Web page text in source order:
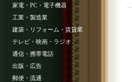
家電・PC・電子機器
工業・製造業
建築・リフォーム・賃貸業
テレビ・映画・ラジオ
通信・携帯電話
出版・広告
郵便・流通